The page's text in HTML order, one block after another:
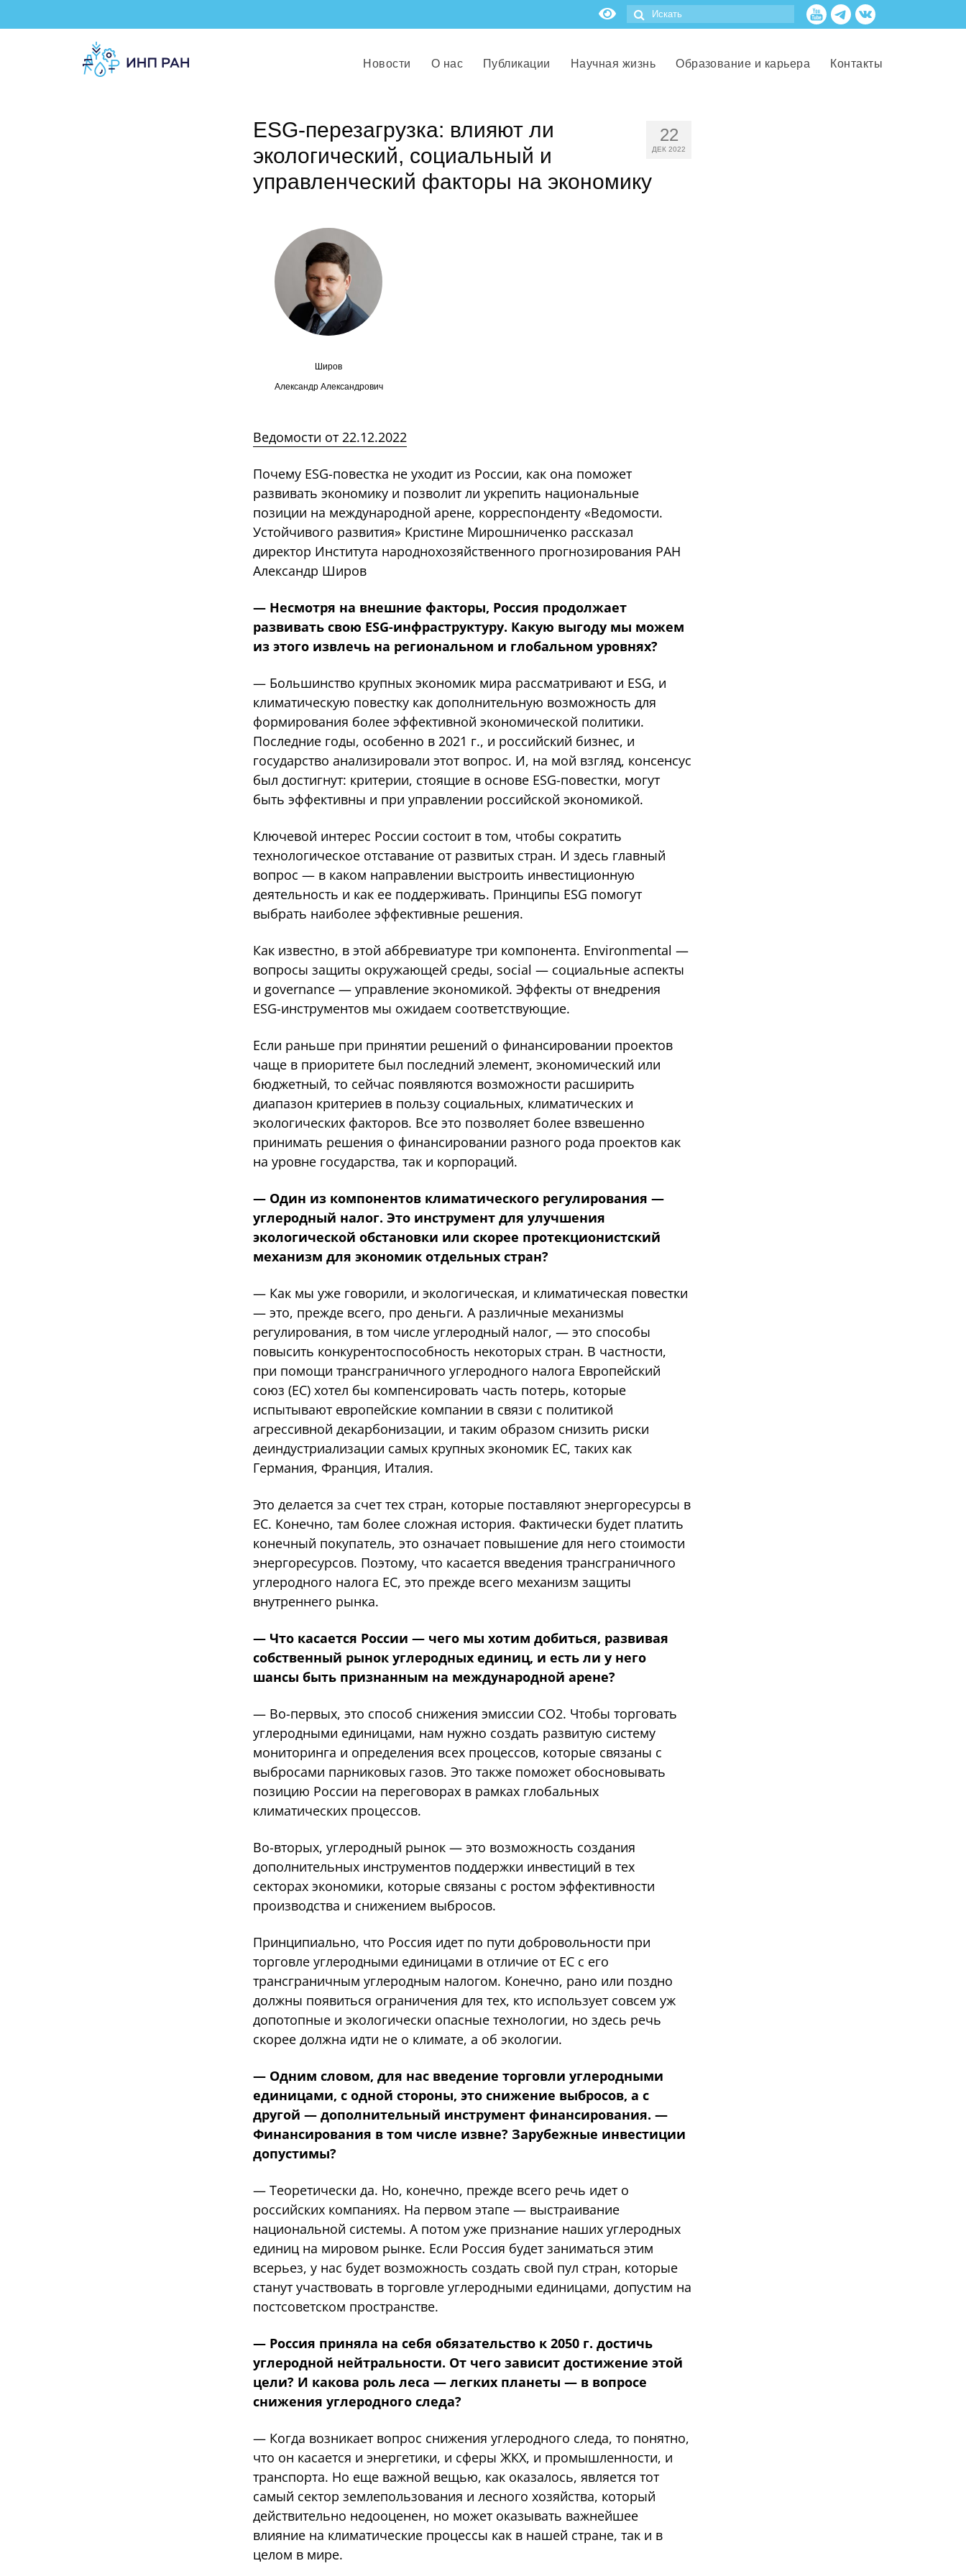
Новости О нас Публикации Научная жизнь Образование и карьера Контакты
22
ДЕК 2022
ESG-перезагрузка: влияют ли
экологический, социальный и
управленческий факторы на экономику
Широв
Александр Александрович
Ведомости от 22.12.2022
Почему ESG-повестка не уходит из России, как она поможет
развивать экономику и позволит ли укрепить национальные
позиции на международной арене, корреспонденту «Ведомости.
Устойчивого развития» Кристине Мирошниченко рассказал
директор Института народнохозяйственного прогнозирования РАН
Александр Широв
— Несмотря на внешние факторы, Россия продолжает
развивать свою ESG-инфраструктуру. Какую выгоду мы можем
из этого извлечь на региональном и глобальном уровнях?
— Большинство крупных экономик мира рассматривают и ESG, и
климатическую повестку как дополнительную возможность для
формирования более эффективной экономической политики.
Последние годы, особенно в 2021 г., и российский бизнес, и
государство анализировали этот вопрос. И, на мой взгляд, консенсус
был достигнут: критерии, стоящие в основе ESG-повестки, могут
быть эффективны и при управлении российской экономикой.
Ключевой интерес России состоит в том, чтобы сократить
технологическое отставание от развитых стран. И здесь главный
вопрос — в каком направлении выстроить инвестиционную
деятельность и как ее поддерживать. Принципы ESG помогут
выбрать наиболее эффективные решения.
Как известно, в этой аббревиатуре три компонента. Environmental —
вопросы защиты окружающей среды, social — социальные аспекты
и governance — управление экономикой. Эффекты от внедрения
ESG-инструментов мы ожидаем соответствующие.
Если раньше при принятии решений о финансировании проектов
чаще в приоритете был последний элемент, экономический или
бюджетный, то сейчас появляются возможности расширить
диапазон критериев в пользу социальных, климатических и
экологических факторов. Все это позволяет более взвешенно
принимать решения о финансировании разного рода проектов как
на уровне государства, так и корпораций.
— Один из компонентов климатического регулирования —
углеродный налог. Это инструмент для улучшения
экологической обстановки или скорее протекционистский
механизм для экономик отдельных стран?
— Как мы уже говорили, и экологическая, и климатическая повестки
— это, прежде всего, про деньги. А различные механизмы
регулирования, в том числе углеродный налог, — это способы
повысить конкурентоспособность некоторых стран. В частности,
при помощи трансграничного углеродного налога Европейский
союз (ЕС) хотел бы компенсировать часть потерь, которые
испытывают европейские компании в связи с политикой
агрессивной декарбонизации, и таким образом снизить риски
деиндустриализации самых крупных экономик ЕС, таких как
Германия, Франция, Италия.
Это делается за счет тех стран, которые поставляют энергоресурсы в
ЕС. Конечно, там более сложная история. Фактически будет платить
конечный покупатель, это означает повышение для него стоимости
энергоресурсов. Поэтому, что касается введения трансграничного
углеродного налога ЕС, это прежде всего механизм защиты
внутреннего рынка.
— Что касается России — чего мы хотим добиться, развивая
собственный рынок углеродных единиц, и есть ли у него
шансы быть признанным на международной арене?
— Во-первых, это способ снижения эмиссии СО2. Чтобы торговать
углеродными единицами, нам нужно создать развитую систему
мониторинга и определения всех процессов, которые связаны с
выбросами парниковых газов. Это также поможет обосновывать
позицию России на переговорах в рамках глобальных
климатических процессов.
Во-вторых, углеродный рынок — это возможность создания
дополнительных инструментов поддержки инвестиций в тех
секторах экономики, которые связаны с ростом эффективности
производства и снижением выбросов.
Принципиально, что Россия идет по пути добровольности при
торговле углеродными единицами в отличие от ЕС с его
трансграничным углеродным налогом. Конечно, рано или поздно
должны появиться ограничения для тех, кто использует совсем уж
допотопные и экологически опасные технологии, но здесь речь
скорее должна идти не о климате, а об экологии.
— Одним словом, для нас введение торговли углеродными
единицами, с одной стороны, это снижение выбросов, а с
другой — дополнительный инструмент финансирования. —
Финансирования в том числе извне? Зарубежные инвестиции
допустимы?
— Теоретически да. Но, конечно, прежде всего речь идет о
российских компаниях. На первом этапе — выстраивание
национальной системы. А потом уже признание наших углеродных
единиц на мировом рынке. Если Россия будет заниматься этим
всерьез, у нас будет возможность создать свой пул стран, которые
станут участвовать в торговле углеродными единицами, допустим на
постсоветском пространстве.
— Россия приняла на себя обязательство к 2050 г. достичь
углеродной нейтральности. От чего зависит достижение этой
цели? И какова роль леса — легких планеты — в вопросе
снижения углеродного следа?
— Когда возникает вопрос снижения углеродного следа, то понятно,
что он касается и энергетики, и сферы ЖКХ, и промышленности, и
транспорта. Но еще важной вещью, как оказалось, является тот
самый сектор землепользования и лесного хозяйства, который
действительно недооценен, но может оказывать важнейшее
влияние на климатические процессы как в нашей стране, так и в
целом в мире.